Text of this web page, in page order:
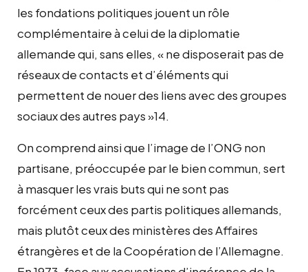
les fondations politiques jouent un rôle
complémentaire à celui de la diplomatie
allemande qui, sans elles, « ne disposerait pas de
réseaux de contacts et d’éléments qui
permettent de nouer des liens avec des groupes
sociaux des autres pays »14.
On comprend ainsi que l’image de l’ONG non
partisane, préoccupée par le bien commun, sert
à masquer les vrais buts qui ne sont pas
forcément ceux des partis politiques allemands,
mais plutôt ceux des ministères des Affaires
étrangères et de la Coopération de l’Allemagne.